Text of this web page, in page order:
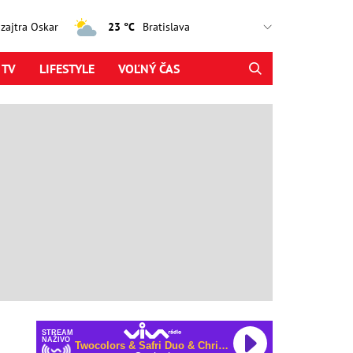
Oskar 23 °C
LIFESTYLE VOĽNÝ ČAS
STREAM
NAŽIVO
Twocolors & Safri Duo & Chris de Sarandy